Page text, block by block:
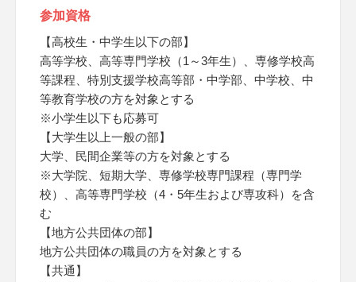
参加資格
【高校生・中学生以下の部】
高等学校、高等専門学校（1～3年生）、専修学校高
等課程、特別支援学校高等部・中学部、中学校、中
等教育学校の方を対象とする
※小学生以下も応募可
【大学生以上一般の部】
大学、民間企業等の方を対象とする
※大学院、短期大学、専修学校専門課程（専門学
校）、高等専門学校（4・5年生および専攻科）を含
む
【地方公共団体の部】
地方公共団体の職員の方を対象とする
【共通】